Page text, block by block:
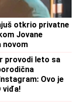
otkrio privatne
Jovane
novom
provodi leto sa
Ovo je
viđa!